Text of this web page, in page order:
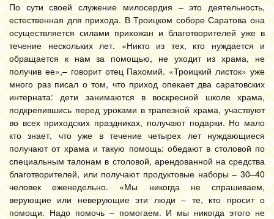
По сути своей служение милосердия – это деятельность,
естественная для прихода. В Троицком соборе Саратова она
осуществляется силами прихожан и благотворителей уже в
течение нескольких лет. «Никто из тех, кто нуждается и
обращается к нам за помощью, не уходит из храма, не
получив ее»,– говорит отец Пахомий. «Троицкий листок» уже
много раз писал о том, что приход опекает два саратовских
интерната: дети занимаются в воскресной школе храма,
подкрепившись перед уроками в трапезной храма, участвуют
во всех приходских праздниках, получают подарки. Но мало
кто знает, что уже в течение четырех лет нуждающиеся
получают от храма и такую помощь: обедают в столовой по
специальным талонам в столовой, арендованной на средства
благотворителей, или получают продуктовые наборы – 30–40
человек еженедельно. «Мы никогда не спрашиваем,
верующие или неверующие эти люди – те, кто просит о
помощи. Надо помочь – помогаем. И мы никогда этого не